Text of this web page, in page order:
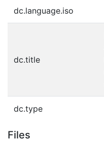
dc.language.iso
dc.title
dc.type
Files